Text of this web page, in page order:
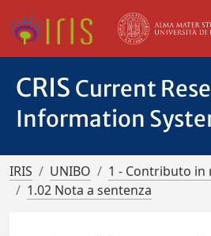
CRIS Current
Information
IRIS UNIBO
1 - Contributo in
1.02 Nota a sentenza